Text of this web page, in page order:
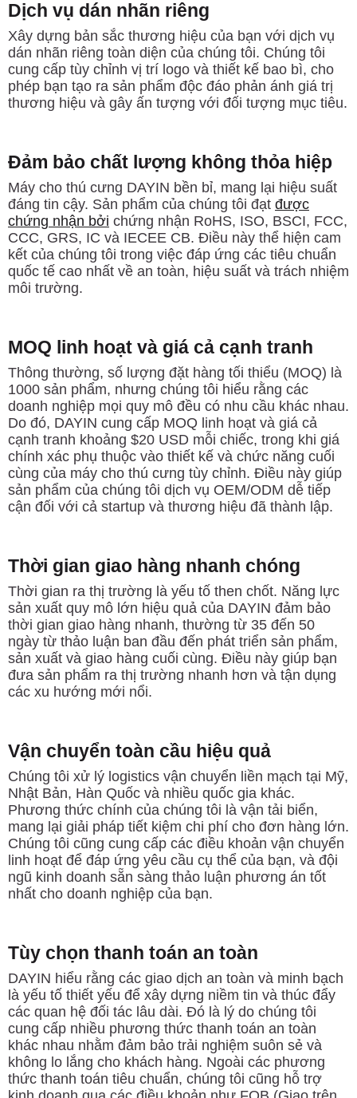
Dịch vụ dán nhãn riêng
Xây dựng bản sắc thương hiệu của bạn với dịch vụ
dán nhãn riêng toàn diện của chúng tôi. Chúng tôi
cung cấp tùy chỉnh vị trí logo và thiết kế bao bì, cho
phép bạn tạo ra sản phẩm độc đáo phản ánh giá trị
thương hiệu và gây ấn tượng với đối tượng mục tiêu.
Đảm bảo chất lượng không thỏa hiệp
Máy cho thú cưng DAYIN bền bỉ, mang lại hiệu suất
đáng tin cậy. Sản phẩm của chúng tôi đạt được
chứng nhận bởi chứng nhận RoHS, ISO, BSCI, FCC,
CCC, GRS, IC và IECEE CB. Điều này thể hiện cam
kết của chúng tôi trong việc đáp ứng các tiêu chuẩn
quốc tế cao nhất về an toàn, hiệu suất và trách nhiệm
môi trường.
MOQ linh hoạt và giá cả cạnh tranh
Thông thường, số lượng đặt hàng tối thiểu (MOQ) là
1000 sản phẩm, nhưng chúng tôi hiểu rằng các
doanh nghiệp mọi quy mô đều có nhu cầu khác nhau.
Do đó, DAYIN cung cấp MOQ linh hoạt và giá cả
cạnh tranh khoảng $20 USD mỗi chiếc, trong khi giá
chính xác phụ thuộc vào thiết kế và chức năng cuối
cùng của máy cho thú cưng tùy chỉnh. Điều này giúp
sản phẩm của chúng tôi dịch vụ OEM/ODM dễ tiếp
cận đối với cả startup và thương hiệu đã thành lập.
Thời gian giao hàng nhanh chóng
Thời gian ra thị trường là yếu tố then chốt. Năng lực
sản xuất quy mô lớn hiệu quả của DAYIN đảm bảo
thời gian giao hàng nhanh, thường từ 35 đến 50
ngày từ thảo luận ban đầu đến phát triển sản phẩm,
sản xuất và giao hàng cuối cùng. Điều này giúp bạn
đưa sản phẩm ra thị trường nhanh hơn và tận dụng
các xu hướng mới nổi.
Vận chuyển toàn cầu hiệu quả
Chúng tôi xử lý logistics vận chuyển liền mạch tại Mỹ,
Nhật Bản, Hàn Quốc và nhiều quốc gia khác.
Phương thức chính của chúng tôi là vận tải biển,
mang lại giải pháp tiết kiệm chi phí cho đơn hàng lớn.
Chúng tôi cũng cung cấp các điều khoản vận chuyển
linh hoạt để đáp ứng yêu cầu cụ thể của bạn, và đội
ngũ kinh doanh sẵn sàng thảo luận phương án tốt
nhất cho doanh nghiệp của bạn.
Tùy chọn thanh toán an toàn
DAYIN hiểu rằng các giao dịch an toàn và minh bạch
là yếu tố thiết yếu để xây dựng niềm tin và thúc đẩy
các quan hệ đối tác lâu dài. Đó là lý do chúng tôi
cung cấp nhiều phương thức thanh toán an toàn
khác nhau nhằm đảm bảo trải nghiệm suôn sẻ và
không lo lắng cho khách hàng. Ngoài các phương
thức thanh toán tiêu chuẩn, chúng tôi cũng hỗ trợ